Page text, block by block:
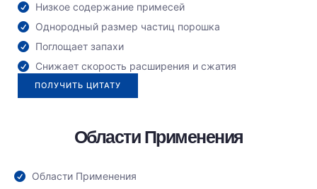
Низкое содержание примесей
Однородный размер частиц порошка
Поглощает запахи
Снижает скорость расширения и сжатия
ПОЛУЧИТЬ ЦИТАТУ
Области Применения
Области Применения